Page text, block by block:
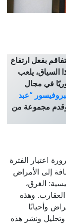
بفعل ارتفاع
السياق، يلعب
في مجال
“عبد
وقدم مجموعة من
اعتبار الفترة
إلى الأمراض
الغرق،
وهذه
وأحيانًا
وتحليل ونشر هذه